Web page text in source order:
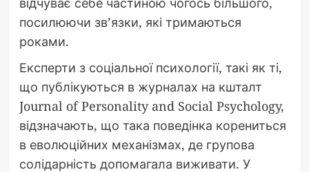
посилюючи зв’язки, які тримаються
роками.
Експерти з соціальної психології, такі як ті,
що публікуються в журналах на кшталт
Journal of Personality and Social Psychology,
відзначають, що така поведінка корениться
в еволюційних механізмах, де групова
солідарність допомагала виживати. У